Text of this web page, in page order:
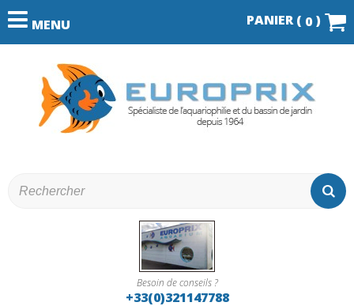
MENU PANIER ( 0 )
Besoin de conseils ?
+33(0)321147788